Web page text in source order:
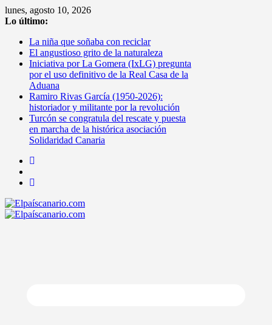
Saltar
al
lunes, agosto 10, 2026
Lo último:
La niña que soñaba con reciclar
El angustioso grito de la naturaleza
Iniciativa por La Gomera (IxLG) pregunta
por el uso definitivo de la Real Casa de la
Aduana
Ramiro Rivas García (1950-2026):
historiador y militante por la revolución
Turcón se congratula del rescate y puesta
en marcha de la histórica asociación
Solidaridad Canaria